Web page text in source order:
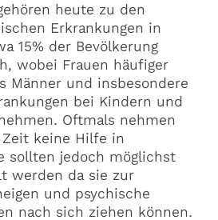
heute zu den
Erkrankungen in
15% der Bevölkerung
wobei Frauen häufiger
Männer und insbesondere
bei Kindern und
Oftmals nehmen
keine Hilfe in
sollten jedoch möglichst
werden da sie zur
und psychische
nach sich ziehen können.